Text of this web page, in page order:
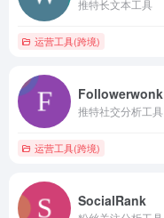
推特长文本工具
运营工具(跨境)
Followerwonk
推特社交分析工具
运营工具(跨境)
SocialRank